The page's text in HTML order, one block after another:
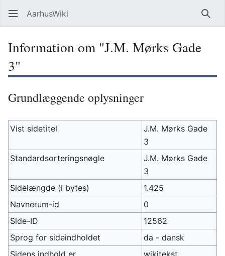
AarhusWiki Søg
Information om "J.M. Mørks Gade
3"
Grundlæggende oplysninger
Vist sidetitel
J.M. Mørks Gade
3
Standardsorteringsnøgle
J.M. Mørks Gade
3
Sidelængde (i bytes)
1.425
Navnerum-id
0
Side-ID
12562
Sprog for sideindholdet
da - dansk
Sidens indhold er
wikitekst